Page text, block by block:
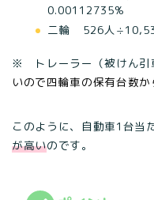
0.00112735%
二輪 526人
※ トレーラー（被けん引
いので四輪車の保有台数か
このように、自動車1台当
が高いのです。